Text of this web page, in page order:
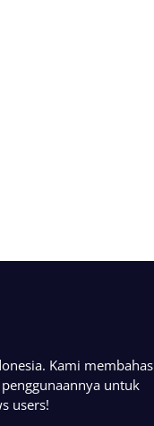
Kami membahas
untuk
users!